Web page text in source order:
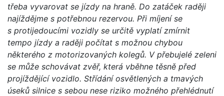
třeba vyvarovat se jízdy na hraně. Do zatáček raději
najíždějme s potřebnou rezervou. Při míjení se
s protijedoucími vozidly se určitě vyplatí zmírnit
tempo jízdy a raději počítat s možnou chybou
některého z motorizovaných kolegů. V přebujelé zeleni
se může schovávat zvěř, která vběhne těsně před
projíždějící vozidlo. Střídání osvětlených a tmavých
úseků silnice s sebou nese riziko možného přehlédnutí